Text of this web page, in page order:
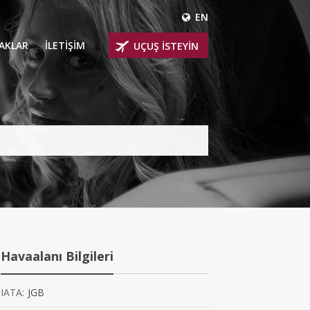
EN
UÇAKLAR
UÇAKLAR
İLETİŞİM UÇUŞ İSTEYİN
Havaalanı Bilgileri
IATA: JGB